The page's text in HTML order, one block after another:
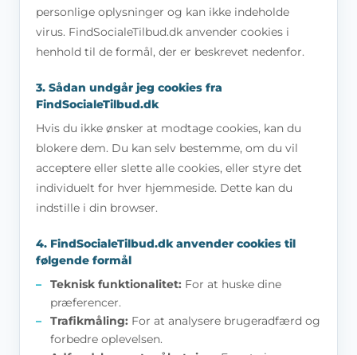
personlige oplysninger og kan ikke indeholde
virus. FindSocialeTilbud.dk anvender cookies i
henhold til de formål, der er beskrevet nedenfor.
3. Sådan undgår jeg cookies fra
FindSocialeTilbud.dk
Hvis du ikke ønsker at modtage cookies, kan du
blokere dem. Du kan selv bestemme, om du vil
acceptere eller slette alle cookies, eller styre det
individuelt for hver hjemmeside. Dette kan du
indstille i din browser.
4. FindSocialeTilbud.dk anvender cookies til
følgende formål
Teknisk funktionalitet: For at huske dine
præferencer.
Trafikmåling: For at analysere brugeradfærd og
forbedre oplevelsen.